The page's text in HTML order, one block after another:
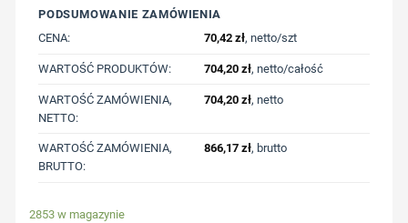
PODSUMOWANIE ZAMÓWIENIA
CENA:
70,42 zł, netto/szt
WARTOŚĆ PRODUKTÓW: 704,20 zł, netto/całość
WARTOŚĆ ZAMÓWIENIA,
NETTO:
704,20 zł, netto
WARTOŚĆ ZAMÓWIENIA,
BRUTTO:
866,17 zł, brutto
2853 w magazynie